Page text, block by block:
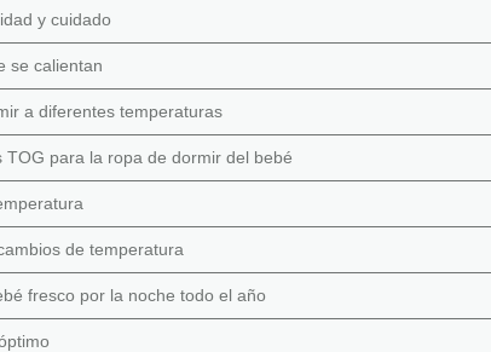
y cuidado
se calientan
a diferentes temperaturas
TOG para la ropa de dormir del bebé
de temperatura
fresco por la noche todo el año